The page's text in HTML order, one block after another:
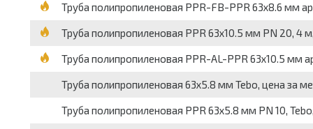
Труба полипропиленовая PPR-FB-PPR 63х8.6 мм
Труба полипропиленовая PPR 63х10.5 мм PN 20, 4
Труба полипропиленовая PPR-AL-PPR 63х10.5 мм
Труба полипропиленовая 63х5.8 мм Tebo, цена за
Труба полипропиленовая PPR 63х5.8 мм PN 10,